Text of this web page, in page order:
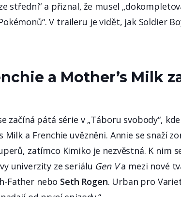
střední“ a přiznal, že musel
V traileru je vidět, jak Soldier
a Mother’s Milk
začíná pátá série v „Táboru svobody“,
Milk a Frenchie uvězněni. Annie se snaží
zatímco Kimiko je nezvěstná. K nim
univerzity ze seriálu Gen Va mezi nové
Father nebo Seth Rogen. Urban pro